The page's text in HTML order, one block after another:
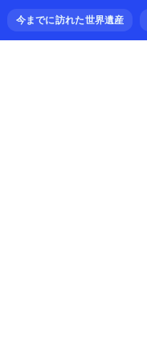
今までに訪れた世界遺産